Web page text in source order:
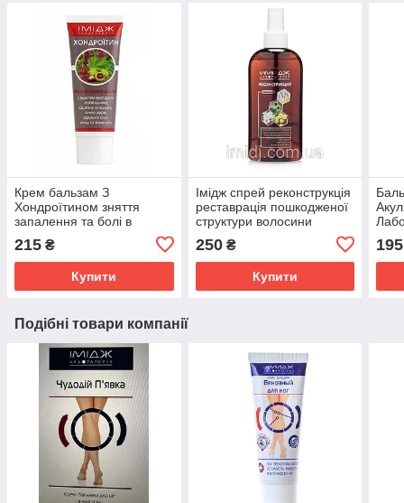
Крем бальзам З
Хондроїтином зняття
запалення та болі в
суглобах, м'язах і хребті
Імідж Лабораторія
215 ₴
Купити
Імідж спрей реконструкція
реставрація пошкодженої
структури волосини
250₴
Купити
195
Подібні товари компанії